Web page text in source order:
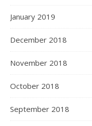
January 2019
December 2018
November 2018
October 2018
September 2018